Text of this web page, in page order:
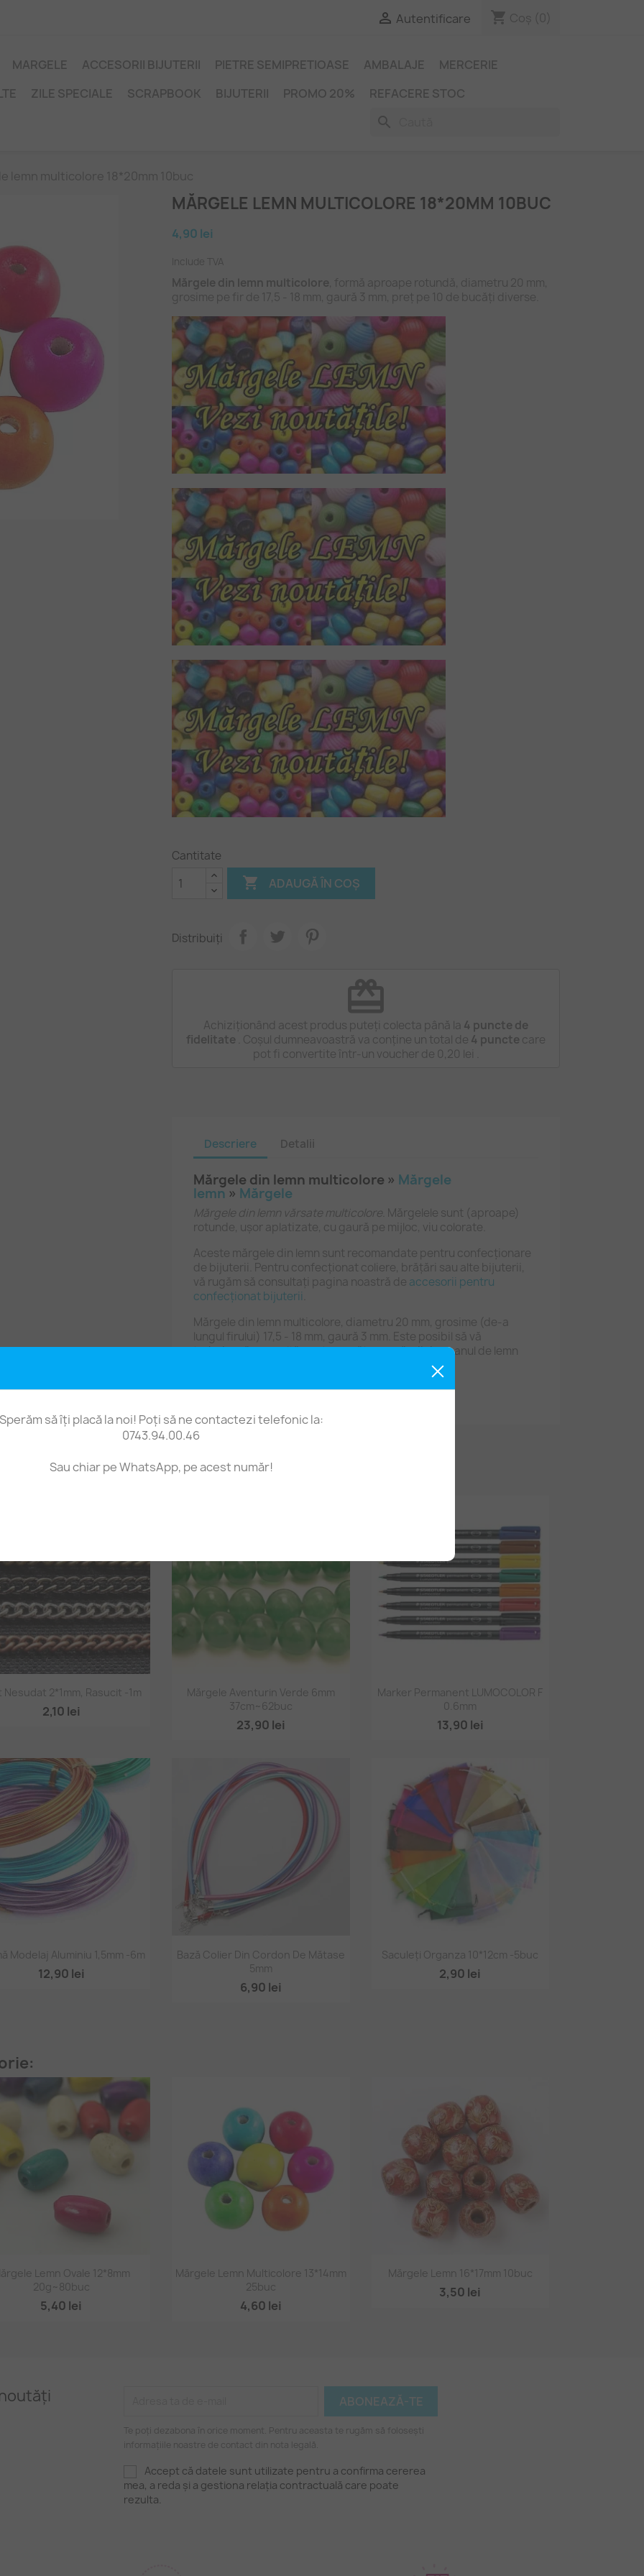
Sperăm să îți placă la noi! Poți să ne contactezi telefonic la:
0743.94.00.46
Sau chiar pe WhatsApp, pe acest număr!
 Autentificare shopping_cart Coș (0)
MARGELE ACCESORII BIJUTERII PIETRE SEMIPRETIOASE AMBALAJE
MERCERIE
ZILE SPECIALE SCRAPBOOK BIJUTERII PROMO 20% REFACERE STOC
search
lemn multicolore 18*20mm 10buc
MĂRGELE LEMN MULTICOLORE 18*20MM 10BUC
4,90 lei
Include TVA
Mărgele din lemn multicolore, formă aproape rotundă, diametru 20 mm,
grosime pe fir de 17,5 - 18 mm, gaură 3 mm, preț pe 10 de bucăți diverse.
Cantitate
 ADAUGĂ ÎN COȘ
Distribuiți
redeem
Achiziționând acest produs puteți colecta până la 4 puncte de
fidelitate . Coșul dumneavoastră va conține un total de 4 puncte care
pot fi convertite într-un voucher de 0,20 lei
Descriere Detalii
Mărgele din lemn multicolore » Mărgele
lemn » Mărgele
Mărgele din lemn vărsate multicolore . Mărgelele sunt (aproape)
rotunde, ușor aplatizate, cu gaură pe mijloc, viu colorate.
Aceste mărgele din lemn sunt recomandate pentru confecționare
de bijuterii. Pentru confecționat coliere, brățări sau alte bijuterii,
vă rugăm să consultați pagina noastră de accesorii pentru
confecționat bijuterii
Mărgele din lemn multicolore, diametru 20 mm, grosime (de-a
lungul firului) 17,5 - 18 mm, gaură 3 mm. Este posibil să vă
trebuiască o unealtă pentru curățarea găurii de șpanul de lemn
Prețul este pe 10 de bucăți de culori diverse.
au mai cumpărat și:
Vizualizare rapidă
Nesudat 2*1mm, Rasucit -1m
2,10 lei
Vizualizare rapidă
Mărgele Aventurin Verde 6mm
37cm~62buc
23,90 lei
Vizualizare rapidă
Marker Permanent LUMOCOLOR F
0.6mm
13,90 lei
Vizualizare rapidă
Modelaj Aluminiu 1,5mm -6m
12,90 lei
Vizualizare rapidă
Bază Colier Din Cordon De Mătase
5mm
6,90 lei
Vizualizare rapidă
Saculeți Organza 10*12cm -5buc
2,90 lei
Vizualizare rapidă
Lemn Ovale 12*8mm
20g~80buc
5,40 lei
 Vizualizare rapidă
Mărgele Lemn Multicolore 13*14mm
25buc
4,60 lei
Vizualizare rapidă
Mărgele Lemn 16*17mm 10buc
3,50 lei
Te poți dezabona în orice moment. Pentru aceasta te rugăm să folosești
informațiile noastre de contact din nota legală.
Accept că datele sunt utilizate pentru a confirma cererea
mea, a reda și a gestiona relația contractuală care poate
rezulta.